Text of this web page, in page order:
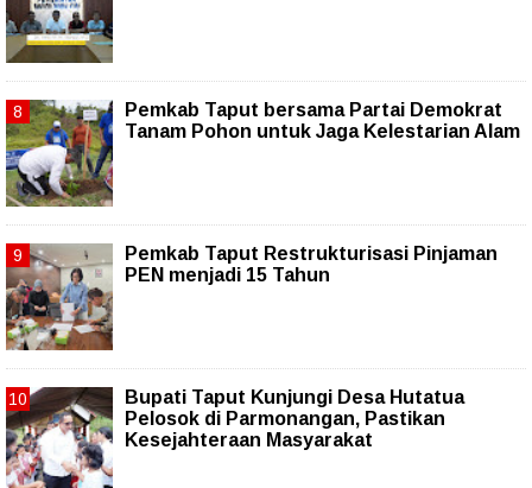
Pemkab Taput bersama Partai Demokrat
Tanam Pohon untuk Jaga Kelestarian Alam
Pemkab Taput Restrukturisasi Pinjaman
PEN menjadi 15 Tahun‎
Bupati Taput Kunjungi Desa Hutatua
Pelosok di Parmonangan, Pastikan
Kesejahteraan Masyarakat